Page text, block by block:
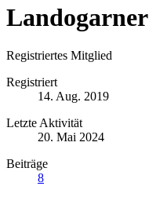
Landogarner
Registriertes Mitglied
Registriert
14. Aug. 2019
Letzte Aktivität
20. Mai 2024
Beiträge
8